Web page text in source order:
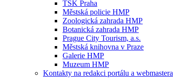
TSK Praha
Městská policie HMP
Zoologická zahrada HMP
Botanická zahrada HMP
Prague City Tourism, a.s.
Městská knihovna v Praze
Galerie HMP
Muzeum HMP
Kontakty na redakci portálu a webmastera